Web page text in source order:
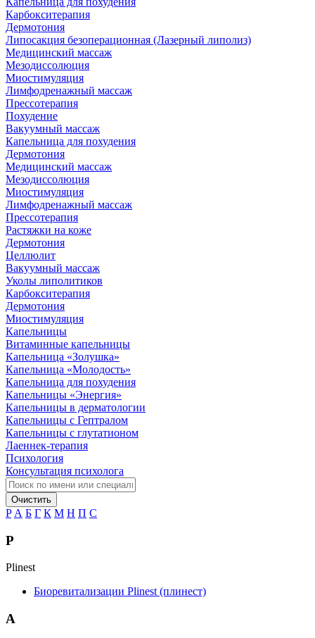
Карбокситерапия
Дермотония
Липосакция безоперационная (Лазерный липолиз)
Медицинский массаж
Мезодиссолюция
Миостимуляция
Лимфодренажный массаж
Прессотерапия
Похудение
Вакуумный массаж
Капельница для похудения
Дермотония
Медицинский массаж
Мезодиссолюция
Миостимуляция
Лимфодренажный массаж
Прессотерапия
Растяжки на коже
Дермотония
Целлюлит
Вакуумный массаж
Уколы липолитиков
Карбокситерапия
Дермотония
Миостимуляция
Капельницы
Витаминные капельницы
Капельница «Золушка»
Капельница «Молодость»
Капельница для похудения
Капельницы «Энергия»
Капельницы в дерматологии
Капельницы с Гептралом
Капельницы с глутатионом
Лаеннек-терапия
Психология
Консультация психолога
Очистить
P А Б Г К М Н П С
P
Plinest
Биоревитализации Plinest (плинест)
А